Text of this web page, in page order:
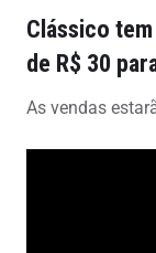
Clássico
de R$ 30
As vendas